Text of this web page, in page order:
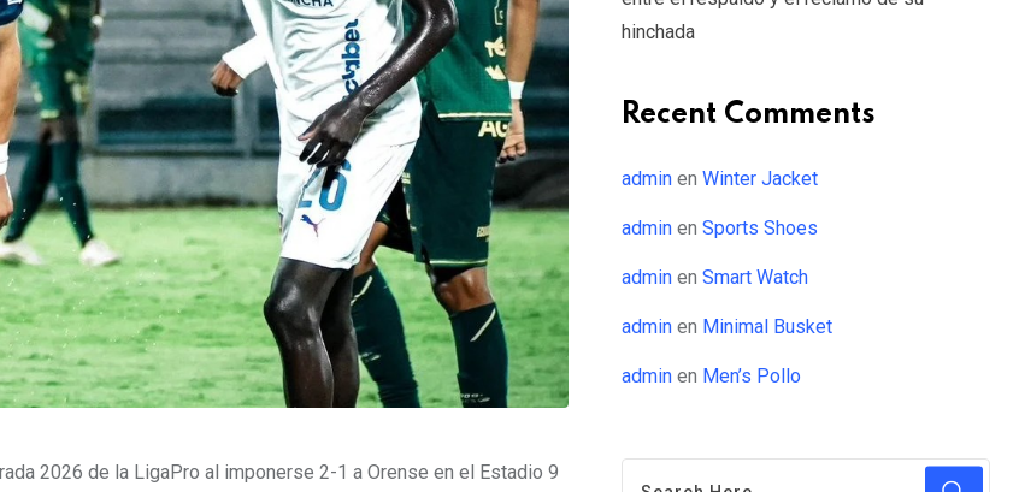
2026 de la LigaPro al imponerse 2-1 a Orense en el Estadio 9
hinchada
Recent Comments
admin en Winter Jacket
admin en Sports Shoes
admin en Smart Watch
admin en Minimal Busket
admin en Men’s Pollo